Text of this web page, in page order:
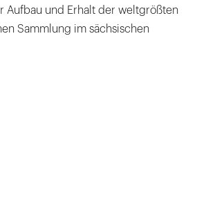
Aufbau und Erhalt der weltgrößten
Sammlung im sächsischen